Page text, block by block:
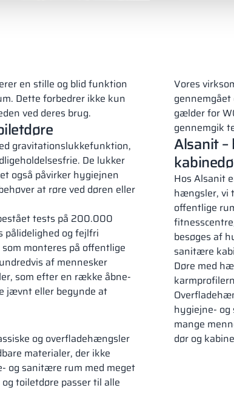
en stille og blid funktion
Dette forbedrer ikke kun
ved deres brug.
gravitationslukkefunktion,
De lukker
også påvirker hygiejnen
at røre ved døren eller
tests på 200.000
pålidelighed og fejlfri
monteres på offentlige
af mennesker
som efter en række åbne-
jævnt eller begynde at
og overfladehængsler
materialer, der ikke
og sanitære rum med meget
toiletdøre passer til alle
Vores
gælder for
gennemgik
Alsanit
Hos Alsanit
hængsler, vi
offentlige
besøges af
sanitære
Døre med
hygiejne-
mange
dør og